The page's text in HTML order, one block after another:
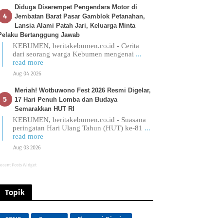
Diduga Diserempet Pengendara Motor di
Jembatan Barat Pasar Gamblok Petanahan,
Lansia Alami Patah Jari, Keluarga Minta
Bertanggung Jawab
KEBUMEN, beritakebumen.co.id - Cerita
dari seorang warga Kebumen mengenai ...
read more
Aug 04 2026
Meriah! Wotbuwono Fest 2026 Resmi Digelar,
17 Hari Penuh Lomba dan Budaya
Semarakkan HUT RI
KEBUMEN, beritakebumen.co.id - Suasana
peringatan Hari Ulang Tahun (HUT) ke-81 ...
read more
Aug 03 2026
Posts Widget
Topik